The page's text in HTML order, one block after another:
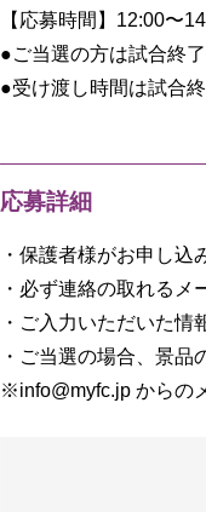
【応募時間】12:00〜
●ご当選の方は試合終
●受け渡し時間は試合
応募詳細
・保護者様がお申し込
・必ず連絡の取れるメ
・ご入力いただいた情
・ご当選の場合、景品
※info@myfc.jp からの